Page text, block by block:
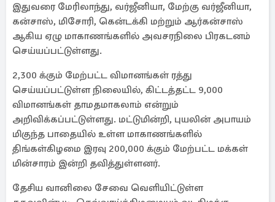
இதுவரை மேரிலாந்து, வர்ஜீனியா, மேற்கு வர்ஜீனியா,
கன்சாஸ், மிசோரி, கென்டக்கி மற்றும் ஆர்கன்சாஸ்
ஆகிய ஏழு மாகாணங்களில் அவசரநிலை பிரகடனம்
செய்யப்பட்டுள்ளது.
2,300 க்கும் மேற்பட்ட விமானங்கள் ரத்து
செய்யப்பட்டுள்ள நிலையில், கிட்டத்தட்ட 9,000
விமானங்கள் தாமதமாகலாம் என்றும்
அறிவிக்கப்பட்டுள்ளது. மட்டுமின்றி, புயலின் அபாயம்
மிகுந்த பாதையில் உள்ள மாகாணங்களில்
திங்கள்கிழமை இரவு 200,000 க்கும் மேற்பட்ட மக்கள்
மின்சாரம் இன்றி தவித்துள்ளனர்.
தேசிய வானிலை சேவை வெளியிட்டுள்ள